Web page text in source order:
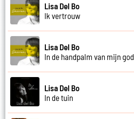
Lisa Del Bo
Ik vertrouw
Lisa Del Bo
In de handpalm van mijn god
Lisa Del Bo
In de tuin